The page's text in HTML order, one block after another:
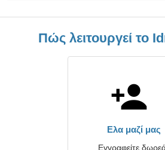
Πώς λειτουργεί το
Ελα μαζί μας
Εγγραφείτε